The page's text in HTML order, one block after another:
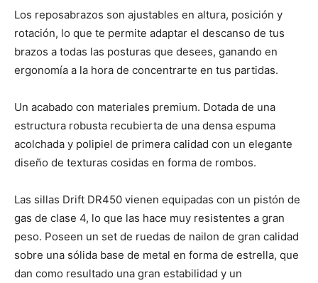
Los reposabrazos son ajustables en altura, posición y
rotación, lo que te permite adaptar el descanso de tus
brazos a todas las posturas que desees, ganando en
ergonomía a la hora de concentrarte en tus partidas.
Un acabado con materiales premium. Dotada de una
estructura robusta recubierta de una densa espuma
acolchada y polipiel de primera calidad con un elegante
diseño de texturas cosidas en forma de rombos.
Las sillas Drift DR450 vienen equipadas con un pistón de
gas de clase 4, lo que las hace muy resistentes a gran
peso. Poseen un set de ruedas de nailon de gran calidad
sobre una sólida base de metal en forma de estrella, que
dan como resultado una gran estabilidad y un